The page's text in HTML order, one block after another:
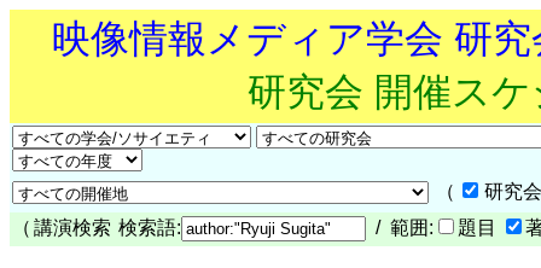
映像情報メディア学会 研
研究会 開催ス
（
研究
（ 講演検索 検索語: / 範囲: 題目